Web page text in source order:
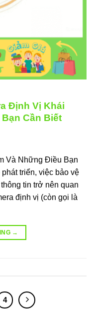
Định Vị Khái
Cần Biết
Và Những Điều Bạn
triển, việc bảo vệ
tin trở nên quan
định vị (còn gọi là
→
4